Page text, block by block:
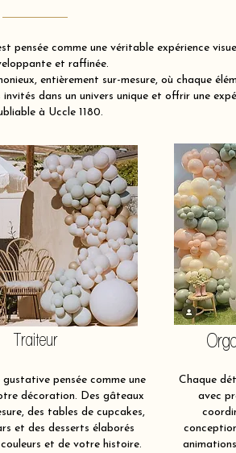
pensée comme une véritable expérience
et raffinée.
entièrement sur-mesure, où chaque
dans un univers unique et offrir une
à Uccle 1180.
Traiteur
gustative pensée comme une
décoration. Des gâteaux
des tables de cupcakes,
et des desserts élaborés
et de votre histoire.
Chaque
avec